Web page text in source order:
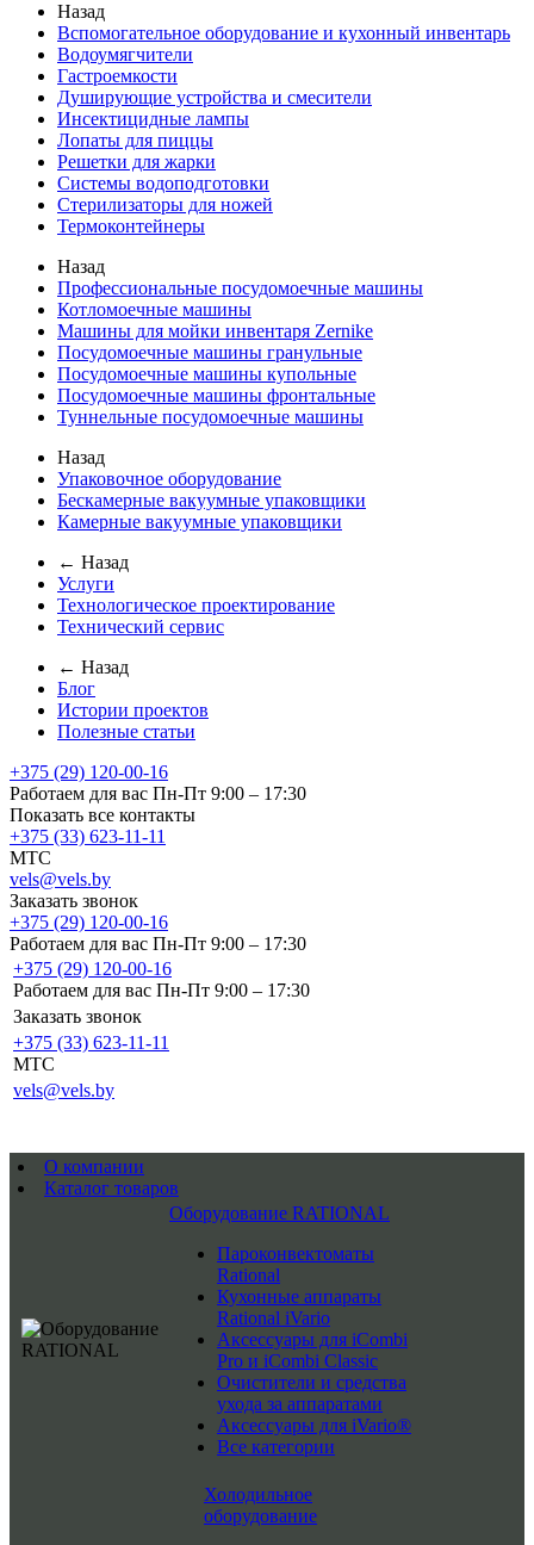
Назад
Вспомогательное оборудование и кухонный инвентарь
Водоумягчители
Гастроемкости
Душирующие устройства и смесители
Инсектицидные лампы
Лопаты для пиццы
Решетки для жарки
Системы водоподготовки
Стерилизаторы для ножей
Термоконтейнеры
Назад
Профессиональные посудомоечные машины
Котломоечные машины
Машины для мойки инвентаря Zernike
Посудомоечные машины гранульные
Посудомоечные машины купольные
Посудомоечные машины фронтальные
Туннельные посудомоечные машины
Назад
Упаковочное оборудование
Бескамерные вакуумные упаковщики
Камерные вакуумные упаковщики
← Назад
Услуги
Технологическое проектирование
Технический сервис
← Назад
Блог
Истории проектов
Полезные статьи
+375 (29) 120-00-16
Работаем для вас Пн-Пт 9:00 – 17:30
Показать все контакты
+375 (33) 623-11-11
MTC
vels@vels.by
Заказать звонок
+375 (29) 120-00-16
Работаем для вас Пн-Пт 9:00 – 17:30
+375 (29) 120-00-16
Работаем для вас Пн-Пт 9:00 – 17:30
Заказать звонок
+375 (33) 623-11-11
MTC
vels@vels.by
О компании
Каталог товаров
Оборудование RATIONAL
Пароконвектоматы
Rational
Кухонные аппараты
Rational iVario
Аксессуары для iCombi
Pro и iCombi Classic
Очистители и средства
ухода за аппаратами
Аксессуары для iVario®
Все категории
Холодильное
оборудование